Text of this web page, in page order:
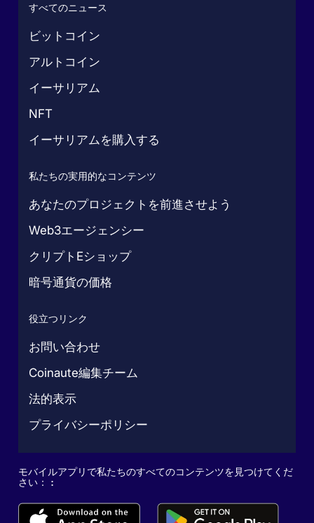
すべてのニュース
ビットコイン
アルトコイン
イーサリアム
NFT
イーサリアムを購入する
私たちの実用的なコンテンツ
あなたのプロジェクトを前進させよう
Web3エージェンシー
クリプトEショップ
暗号通貨の価格
役立つリンク
お問い合わせ
Coinaute編集チーム
法的表示
プライバシーポリシー
モバイルアプリで私たちのすべてのコンテンツを見つけてくだ
さい： :